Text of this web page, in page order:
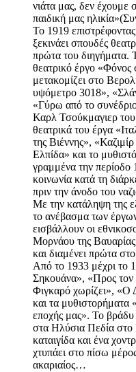
νιάτα μας, δεν έχουμε
παιδική μας
Το 1919
ξεκινάει σπουδές
πρώτα του διηγήματα.
θεατρικό έργο
μετακομίζει στο
υψόμετρο 3018»,
«Γύρω από το
Καρλ Τσούκμαγιερ
θεατρικά του έργα
της Βιέννης»,
Ελπίδα» και το
γραμμένα την περίοδο
κοινωνία κατά τη
πριν την άνοδο του
Με την κατάληψη της
το ανέβασμα των
εισβάλλουν οι
Μορνάου της
και διαμένει πρώτα
Από το 1933 μέχρι το
Σηκουάνα», «Προς
Φιγκαρό χωρίζει», «Ο
και τα μυθιστορήματα
εποχής μας». Το βράδυ
στα Ηλύσια Πεδία στο
καταιγίδα και ένα
χτυπάει στο πίσω
ακαριαίος…